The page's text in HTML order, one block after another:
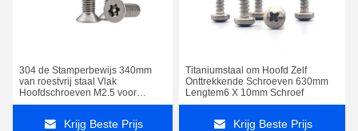
304 de Stamperbewijs 340mm
van roestvrij staal Vlak
Hoofdschroeven M2.5 voor
huisproducten
Krijg Beste Prijs
Titaniumstaal om Hoofd Zelf
Onttrekkende Schroeven 630mm
Lengtem6 X 10mm Schroef
Krijg Beste Prijs